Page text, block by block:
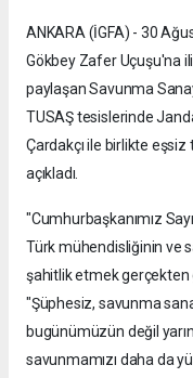
ANKARA (İGFA) - 30
Gökbey Zafer Uçuşu'na
paylaşan Savunma
TUSAŞ tesislerinde
Çardakçı ile birlikte eşsiz
açıkladı.
"Cumhurbaşkanımız
Türk mühendisliğinin ve
şahitlik etmek gerçekten
"Şüphesiz, savunma
bugünümüzün değil
savunmamızı daha da